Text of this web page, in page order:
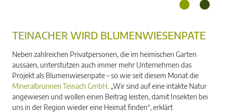
TEINACHER WIRD BLUMENWIESENPATE
Neben zahlreichen Privatpersonen, die im heimischen Garten
aussäen, unterstützen auch immer mehr Unternehmen das
Projekt als Blumenwiesenpate – so wie seit diesem Monat die
Mineralbrunnen Teinach GmbH. „Wir sind auf eine intakte Natur
angewiesen und wollen einen Beitrag leisten, damit Insekten bei
uns in der Region wieder eine Heimat finden“, erklärt